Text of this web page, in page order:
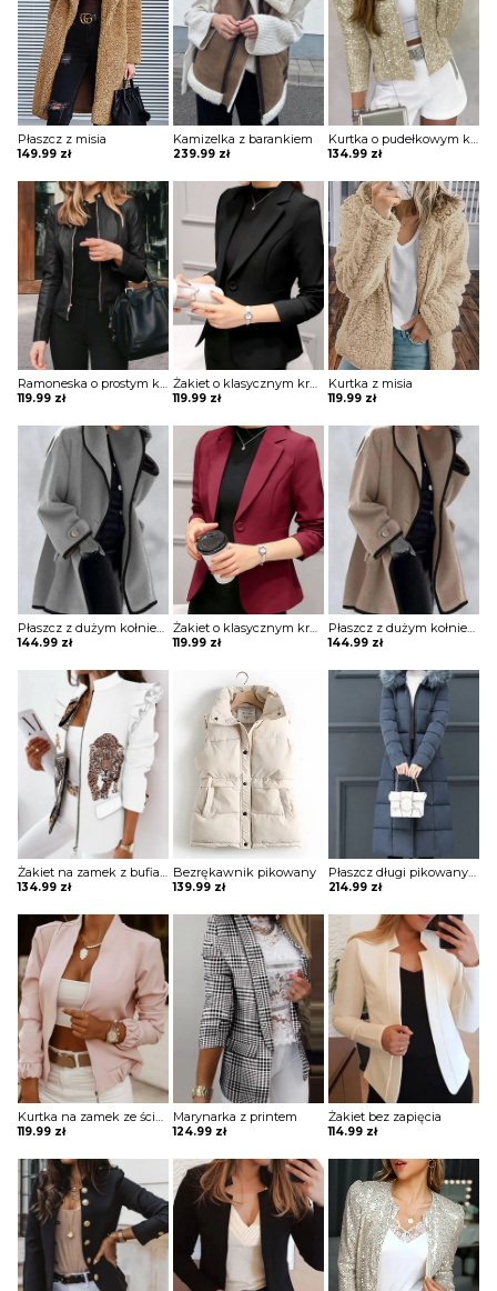
Płaszcz z misia
149.99 zł
Kamizelka z barankiem
239.99 zł 134.99 zł
119.99 zł
Żakiet o klasycznym kroju z przeszyciami
119.99 zł
Kurtka z misia
119.99 zł
144.99 zł
Żakiet o klasycznym kroju z przeszyciami
119.99 zł
Płaszcz z dużym kołnierzem i ozdobną lamówką
144.99 zł
134.99 zł
Bezrękawnik pikowany
139.99 zł
Płaszcz długi pikowany z futrzanym wykończeniem
214.99 zł
119.99 zł
Marynarka z printem
124.99 zł
Żakiet bez zapięcia
114.99 zł